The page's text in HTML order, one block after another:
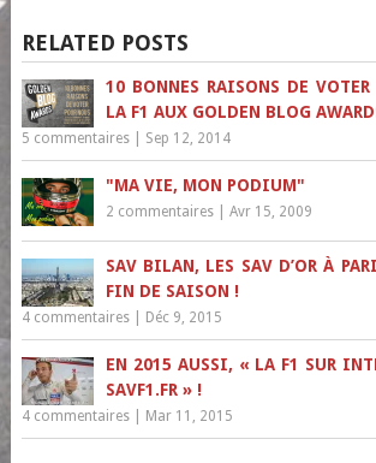
RELATED POSTS
10 BONNES RAISONS DE
LA F1 AUX GOLDEN BLOG
5 commentaires| Sep 12, 2014
"MA VIE, MON PODIUM"
2 commentaires| Avr 15, 2009
SAV BILAN, LES SAV D’OR À
FIN DE SAISON !
4 commentaires| Déc 9, 2015
EN 2015 AUSSI, « LA F1 SUR
SAVF1.FR » !
4 commentaires| Mar 11, 2015